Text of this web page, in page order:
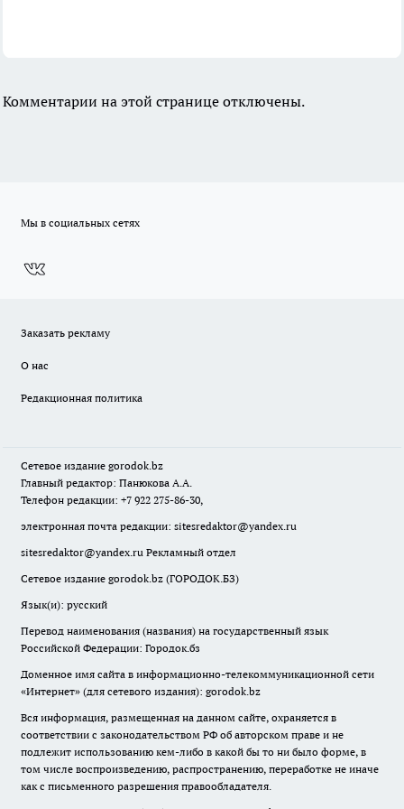
Комментарии на этой странице отключены.
Мы в социальных сетях
Заказать рекламу
О нас
Редакционная политика
Сетевое издание gorodok.bz
Главный редактор: Панюкова А.А.
Телефон редакции: +7 922 275-86-30,
электронная почта редакции: sitesredaktor@yandex.ru
sitesredaktor@yandex.ru Рекламный отдел
Сетевое издание gorodok.bz (ГОРОДОК.БЗ)
Язык(и): русский
Перевод наименования (названия) на государственный язык
Российской Федерации: Городок.бз
Доменное имя сайта в информационно-телекоммуникационной сети
«Интернет» (для сетевого издания): gorodok.bz
Вся информация, размещенная на данном сайте, охраняется в
соответствии с законодательством РФ об авторском праве и не
подлежит использованию кем-либо в какой бы то ни было форме, в
том числе воспроизведению, распространению, переработке не иначе
как с письменного разрешения правообладателя.